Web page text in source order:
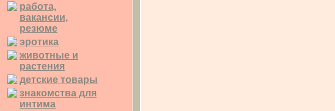
работа,
вакансии,
резюме
эротика
животные и
растения
детские товары
знакомства для
интима